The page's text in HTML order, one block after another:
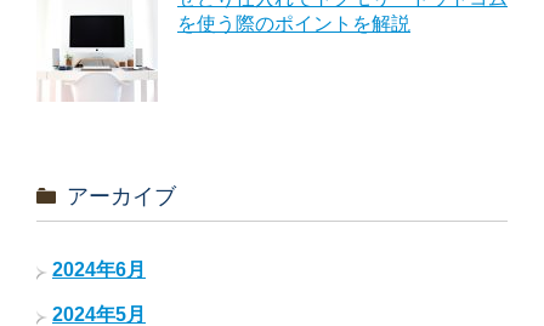
を使う際のポイントを解説
アーカイブ
2024年6月
2024年5月